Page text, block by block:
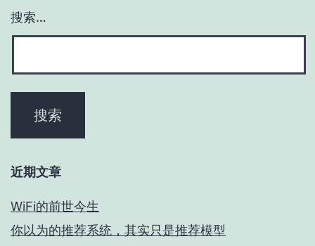
搜索…
近期文章
WiFi的前世今生
你以为的推荐系统，其实只是推荐模型